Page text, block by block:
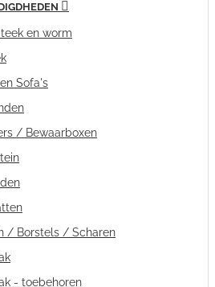
en worm
Sofa's
/ Bewaarboxen
/ Borstels / Scharen
- toebehoren